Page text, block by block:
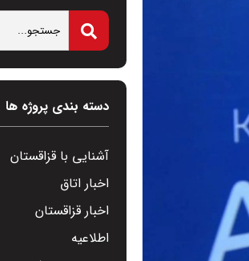
دسته بندی پروژه ها
آشنایی با قزاقستان
اخبار اتاق
اخبار قزاقستان
اطلاعیه